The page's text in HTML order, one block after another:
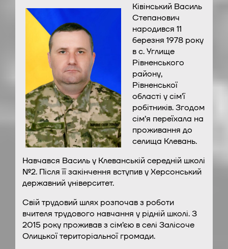
Ківінський Василь
Степанович
народився 11
березня 1978 року
в с. Углище
Рівненського
району,
Рівненської
області у сім’ї
робітників. Згодом
сім’я переїхала на
проживання до
селища Клевань.
Навчався Василь у Клеванській середній школі
№2. Після її закінчення вступив у Херсонський
державний університет.
Свій трудовий шлях розпочав з роботи
вчителя трудового навчання у рідній школі. З
2015 року проживав з сім’єю в селі Залісоче
Олицької територіальної громади.